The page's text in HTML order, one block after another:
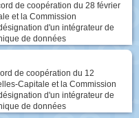
de coopération du 28 février
et la Commission
d'un intégrateur de
de données
de coopération du 12
Capitale et la Commission
d'un intégrateur de
de données